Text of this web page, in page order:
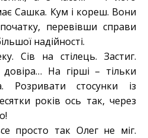
Сашка. Кум і кореш. Вони
перевівши справи
надійності.
Сів на стілець. Застиг.
На гірші – тільки
Розривати стосунки із
років ось так, через
просто так Олег не міг.